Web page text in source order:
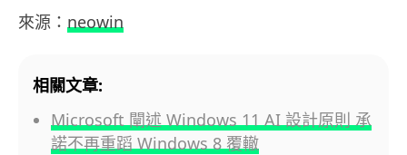
來源： neowin
相關文章:
Microsoft 闡述 Windows 11 AI 設計原則 承
諾不再重蹈 Windows 8 覆轍